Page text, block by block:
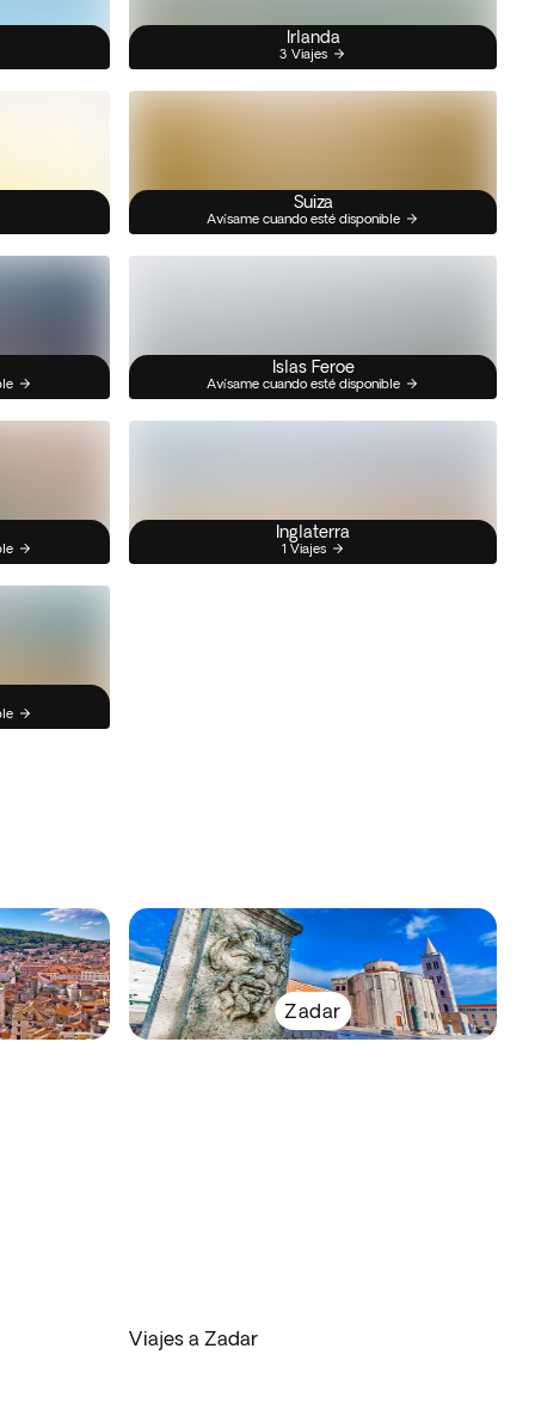
Irlanda
3 Viajes
Suiza
Avísame cuando esté disponible
Islas Feroe
Avísame cuando esté disponible
Inglaterra
1 Viajes
Zadar
Viajes a Zadar